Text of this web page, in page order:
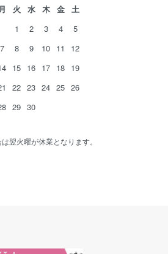
月 火 水 木 金
土
1
2 3 4
5
7 8 9 10 11
12
15 16 17 18 19
22 23 24 25 26
29 30
翌火曜が休業となります。